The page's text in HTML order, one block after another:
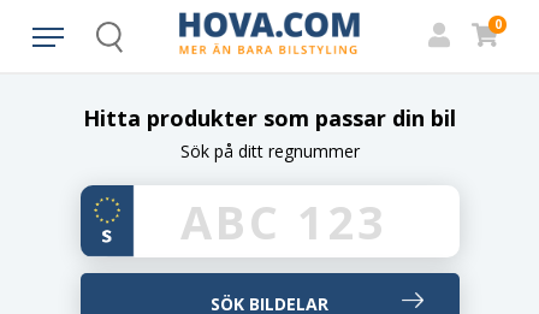
Search
0
Hitta produkter som passar din bil
Sök på ditt regnummer